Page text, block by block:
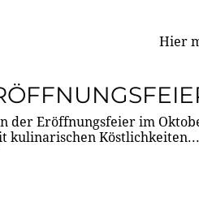
Hier
der Eröffnungsfeier im
kulinarischen Köstlichkeiten...